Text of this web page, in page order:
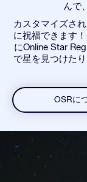
んで
カスタマイズさ
に祝福できます
にOnline Star
で星を見つけた
OSRに